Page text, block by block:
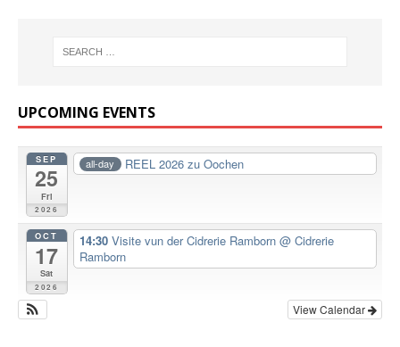
UPCOMING EVENTS
SEP
25
Fri
2026
all-day REEL 2026 zu Oochen
OCT
17
Sat
2026
14:30 Visite vun der Cidrerie Ramborn @ Cidrerie
Ramborn
View Calendar